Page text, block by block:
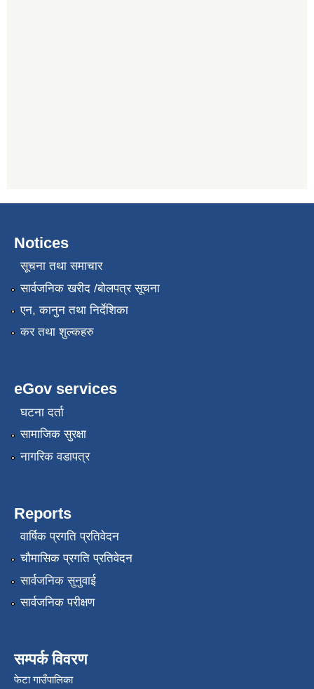
Notices
सूचना तथा समाचार
सार्वजनिक खरीद /बोलपत्र सूचना
एन, कानुन तथा निर्देशिका
कर तथा शुल्कहरु
eGov services
घटना दर्ता
सामाजिक सुरक्षा
नागरिक वडापत्र
Reports
वार्षिक प्रगति प्रतिवेदन
चौमासिक प्रगति प्रतिवेदन
सार्वजनिक सुनुवाई
सार्वजनिक परीक्षण
सम्पर्क विवरण
फेटा गाउँपालिका